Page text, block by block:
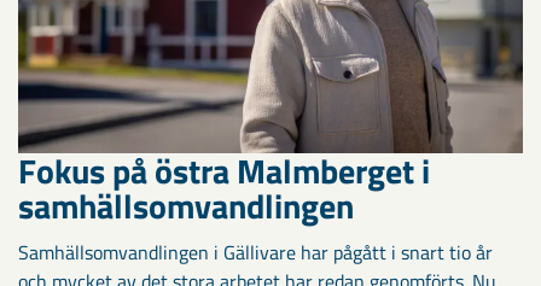
Fokus på östra Malmberget i
samhällsomvandlingen
Samhällsomvandlingen i Gällivare har pågått i snart tio år